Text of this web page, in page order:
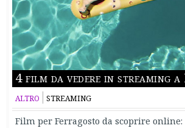
4 film da vedere in streaming
ALTRO STREAMING
Film per Ferragosto da scoprire